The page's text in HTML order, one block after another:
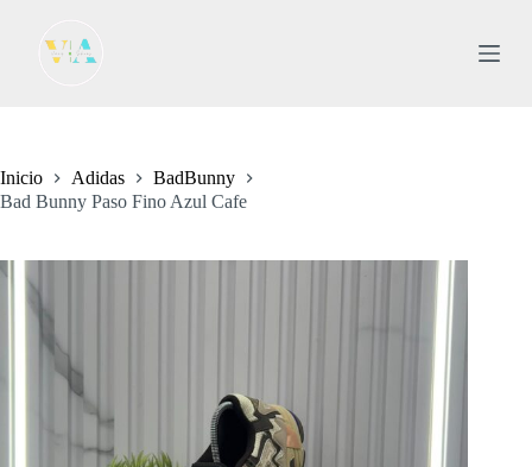
l
c
o
t
e
Inicio Adidas
BadBunny
Bad Bunny Paso Fino Azul Cafe